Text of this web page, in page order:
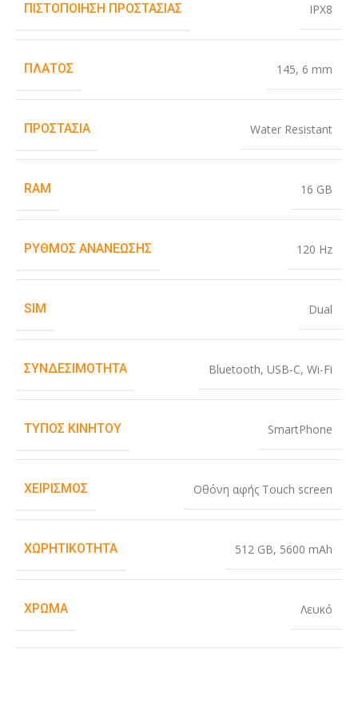
ΠΙΣΤΟΠΟΊΗΣΗ ΠΡΟΣΤΑΣΊΑΣ IPX8
ΠΛΆΤΟΣ 145, 6 mm
ΠΡΟΣΤΑΣΊΑ Water Resistant
RAM 16 GB
ΡΥΘΜΌΣ ΑΝΑΝΈΩΣΗΣ 120 Hz
SIM Dual
ΣΥΝΔΕΣΙΜΌΤΗΤΑ Bluetooth, USB-C, Wi-Fi
ΤΎΠΟΣ ΚΙΝΗΤΟΎ SmartPhone
ΧΕΙΡΙΣΜΌΣ Οθόνη αφής Touch screen
ΧΩΡΗΤΙΚΌΤΗΤΑ 512 GB, 5600 mAh
ΧΡΏΜΑ Λευκό